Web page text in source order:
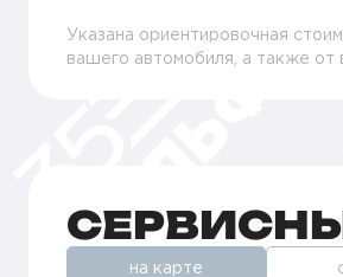
Указана ориентировочная
вашего автомобиля, а также от
на карте